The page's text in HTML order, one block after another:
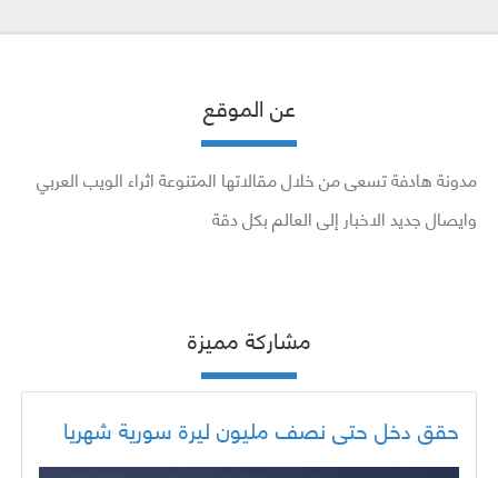
عن الموقع
مدونة هادفة تسعى من خلال مقالاتها المتنوعة اثراء الويب العربي
وايصال جديد الاخبار إلى العالم بكل دقة
مشاركة مميزة
حقق دخل حتى نصف مليون ليرة سورية شهريا